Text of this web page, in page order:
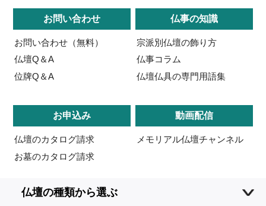
お問い合わせ
お問い合わせ（無料）
仏壇Q＆A
位牌Q＆A
仏事の知識
宗派別仏壇の飾り方
仏事コラム
仏壇仏具の専門用語集
お申込み
仏壇のカタログ請求
お墓のカタログ請求
動画配信
メモリアル仏壇チャンネル
仏壇の種類から選ぶ